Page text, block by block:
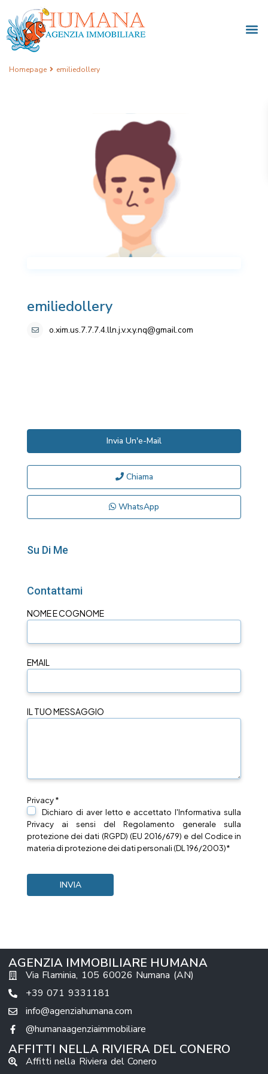
Homepage emiliedollery
emiliedollery
o.xim.us.7.7.7.4.lln.j.v.x.y.nq@gmail.com
Invia Un'e-Mail
Chiama
WhatsApp
Su Di Me
Contattami
NOME E COGNOME
EMAIL
IL TUO MESSAGGIO
Privacy *
Dichiaro di aver letto e accettato l'Informativa sulla
Privacy ai sensi del Regolamento generale sulla
protezione dei dati (RGPD) (EU 2016/679) e del Codice in
materia di protezione dei dati personali (DL 196/2003)*
AGENZIA IMMOBILIARE HUMANA
Via Flaminia, 105 60026 Numana (AN)
+39 071 9331181
info@agenziahumana.com
@humanaagenziaimmobiliare
AFFITTI NELLA RIVIERA DEL CONERO
Affitti nella Riviera del Conero